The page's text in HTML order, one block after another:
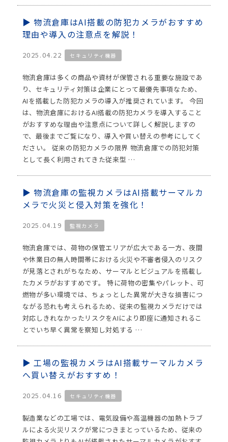
物流倉庫はAI搭載の防犯カメラがおすすめ
理由や導入の注意点を解説！
2025.04.22 セキュリティ機器
物流倉庫は多くの商品や資材が保管される重要な施設であ
り、セキュリティ対策は企業にとって最優先事項なため、
AIを搭載した防犯カメラの導入が推奨されています。 今回
は、物流倉庫におけるAI搭載の防犯カメラを導入すること
がおすすめな理由や注意点について詳しく解説しますの
で、最後までご覧になり、導入や買い替えの参考にしてく
ださい。 従来の防犯カメラの限界 物流倉庫での防犯対策
として長く利用されてきた従来型 …
物流倉庫の監視カメラはAI搭載サーマルカ
メラで火災と侵入対策を強化！
2025.04.19 監視カメラ
物流倉庫では、荷物の保管エリアが広大である一方、夜間
や休業日の無人時間帯における火災や不審者侵入のリスク
が見落とされがちなため、サーマルとビジュアルを搭載し
たカメラがおすすめです。 特に荷物の密集やパレット、可
燃物が多い環境では、ちょっとした異常が大きな損害につ
ながる恐れも考えられるため、従来の監視カメラだけでは
対応しきれなかったリスクをAIにより即座に通知されるこ
とでいち早く異常を察知し対処する …
工場の監視カメラはAI搭載サーマルカメラ
へ買い替えがおすすめ！
2025.04.16 セキュリティ機器
製造業などの工場では、電気設備や高温機器の加熱トラブ
ルによる火災リスクが常につきまとっているため、従来の